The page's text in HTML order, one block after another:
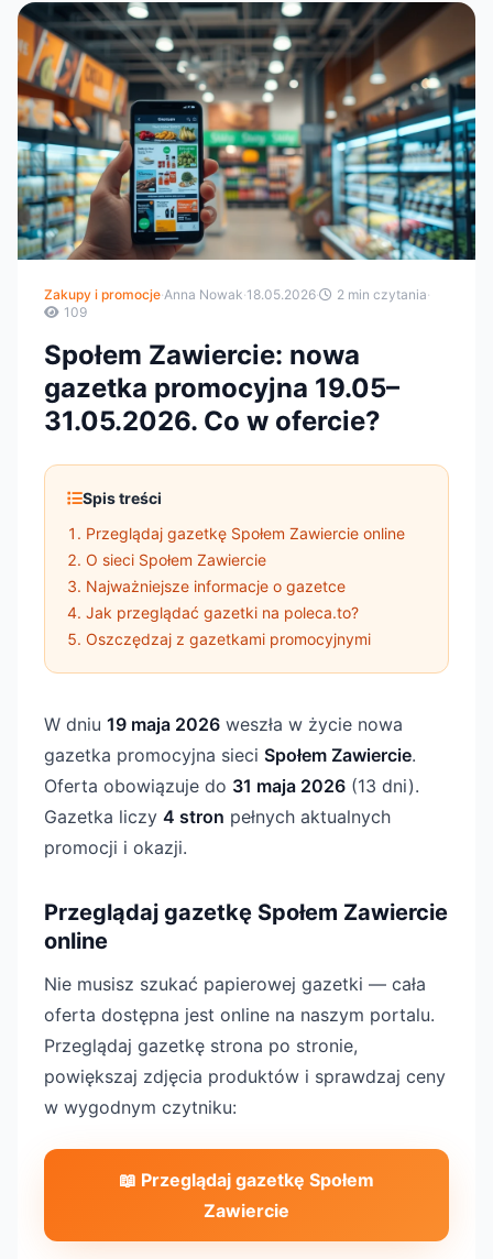
Zakupy i promocje·Anna Nowak·18.05.2026· 2 min czytania·
109
Społem Zawiercie: nowa
gazetka promocyjna 19.05–
31.05.2026. Co w ofercie?
Spis treści
Przeglądaj gazetkę Społem Zawiercie online
O sieci Społem Zawiercie
Najważniejsze informacje o gazetce
Jak przeglądać gazetki na poleca.to?
Oszczędzaj z gazetkami promocyjnymi
W dniu 19 maja 2026 weszła w życie nowa
gazetka promocyjna sieci Społem Zawiercie.
Oferta obowiązuje do 31 maja 2026 (13 dni).
Gazetka liczy 4 stron pełnych aktualnych
promocji i okazji.
Przeglądaj gazetkę Społem Zawiercie
online
Nie musisz szukać papierowej gazetki — cała
oferta dostępna jest online na naszym portalu.
Przeglądaj gazetkę strona po stronie,
powiększaj zdjęcia produktów i sprawdzaj ceny
w wygodnym czytniku:
📖 Przeglądaj gazetkę Społem
Zawiercie